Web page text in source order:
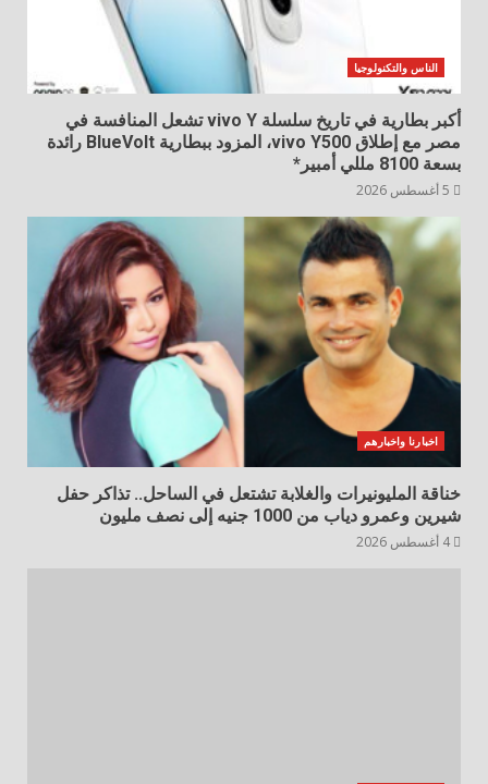
الناس والتكنولوجيا
أكبر بطارية في تاريخ سلسلة vivo Y تشعل المنافسة في
مصر مع إطلاق vivo Y500، المزود ببطارية BlueVolt رائدة
بسعة 8100 مللي أمبير*
اخبارنا واخبارهم
خناقة المليونيرات والغلابة تشتعل في الساحل.. تذاكر حفل
شيرين وعمرو دياب من 1000 جنيه إلى نصف مليون